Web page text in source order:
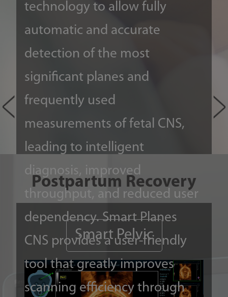
technology to allow fully
automatic and accurate
detection of the most
signiﬁcant planes and
frequently used
measurements of fetal CNS,
leading to intelligent
diagnosis, improved
throughput, and reduced user
dependency. Smart Planes
CNS provides a user-friendly
tool that greatly improves
scanning eﬃciency through
Postpartum Recovery
Smart Pelvic